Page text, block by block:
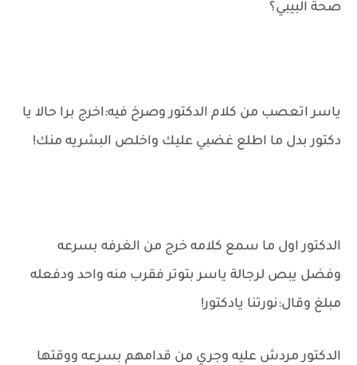
صحة البيبي؟
ياسر اتعصب من كلام الدكتور وصرخ فيه:اخرج برا حالا يا
دكتور بدل ما اطلع غضبي عليك واخلص البشريه منك!
الدكتور اول ما سمع كلامه خرج من الغرفه بسرعه
وفضل يبص لرجالة ياسر بتوتر فقرب منه واحد ودفعله
مبلغ وقال:نورتنا يادكتور!
الدكتور مردش عليه وجري من قدامهم بسرعه ووقتها